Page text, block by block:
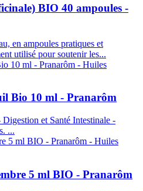
BIO 40 ampoules -
en ampoules pratiques et
utilisé pour soutenir les...
Bio 10 ml - Pranarôm
et Santé Intestinale -
...
5 ml BIO - Pranarôm